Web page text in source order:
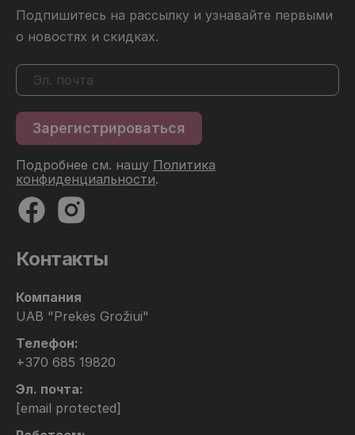
Подпишитесь на рассылку и узнавайте первыми
о новостях и скидках.
Подробнее см. нашу Политика
конфиденциальности.
Контакты
Компания
UAB "Prekės Grožiui"
Телефон:
+370 685 19820
Эл. почта:
[email protected]